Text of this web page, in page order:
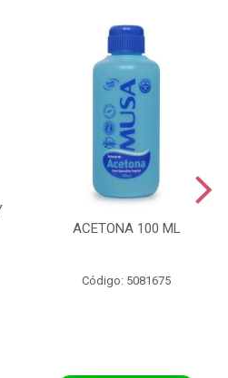
ACETONA 100 ML
Código: 5081675